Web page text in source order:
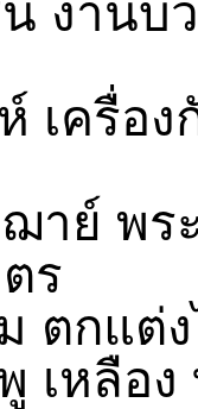
น งาน
ห์ เครื่
าย์ พร
ร
ตกแต่
เหลือ